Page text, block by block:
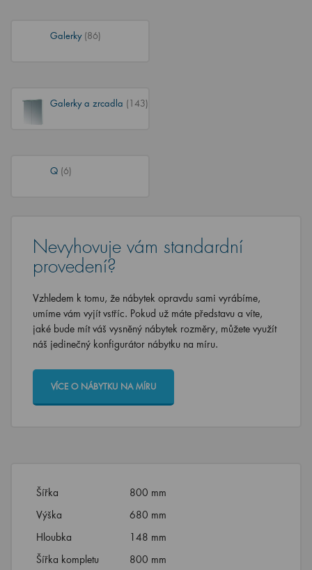
Galerky (86)
Galerky a zrcadla (143)
Q (6)
Nevyhovuje vám standardní
provedení?
Vzhledem k tomu, že nábytek opravdu sami vyrábíme,
umíme vám vyjít vstříc. Pokud už máte představu a víte,
jaké bude mít váš vysněný nábytek rozměry, můžete využít
náš jedinečný konfigurátor nábytku na míru.
VÍCE O NÁBYTKU NA MÍRU
Šířka
800 mm
Výška
680 mm
Hloubka
148 mm
Šířka kompletu
800 mm